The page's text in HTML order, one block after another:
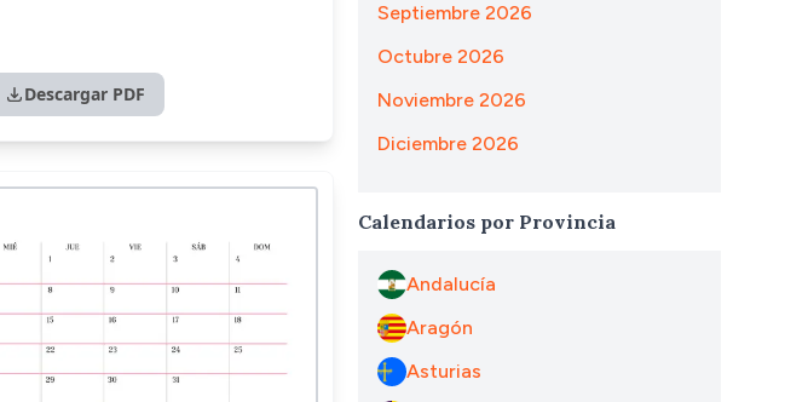
Descargar PDF
Septiembre 2026
Octubre 2026
Noviembre 2026
Diciembre 2026
Calendarios por Provincia
Andalucía
Aragón
Asturias